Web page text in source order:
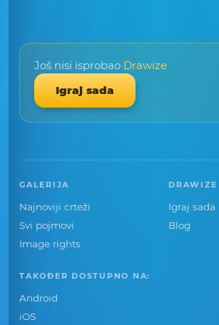
Još nisi isprobao Drawize
Igraj sada
GALERIJA
Najnoviji crteži
Svi pojmovi
Image rights
DRAWIZE
Igraj sada
Blog
TAKOĐER DOSTUPNO NA:
Android
iOS